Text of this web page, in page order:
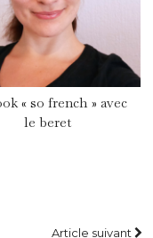
« so french » avec
le beret
Article suivant